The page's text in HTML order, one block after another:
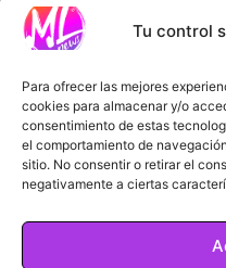
Tu control
Para ofrecer las mejores
cookies para almacenar y/o
consentimiento de estas
el comportamiento de
sitio. No consentir o retirar el
negativamente a ciertas